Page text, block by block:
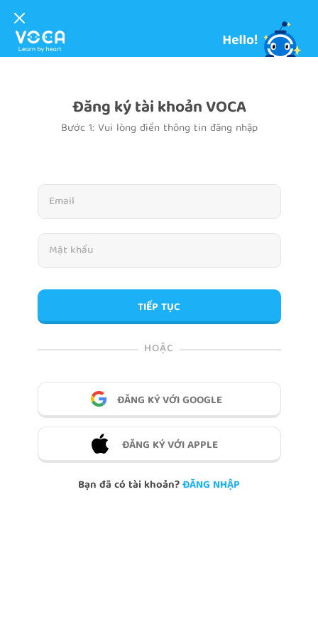
Đăng ký tài khoản VOCA
Bước 1: Vui lòng điền thông tin đăng nhập
TIẾP TỤC
HOẶC
ĐĂNG KÝ VỚI GOOGLE
ĐĂNG KÝ VỚI APPLE
Bạn đã có tài khoản?ĐĂNG NHẬP